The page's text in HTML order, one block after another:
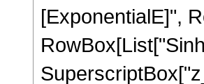
[ExponentialE]",